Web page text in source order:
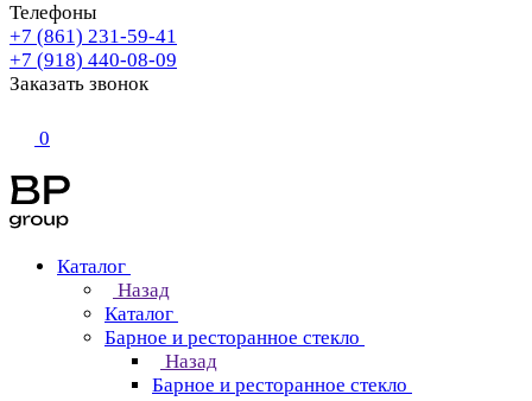
Телефоны
+7 (861) 231-59-41
+7 (918) 440-08-09
Заказать звонок
0
Каталог
Назад
Каталог
Барное и ресторанное стекло
Назад
Барное и ресторанное стекло